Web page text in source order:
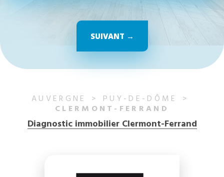
SUIVANT →
AUVERGNE PUY-DE-DÔME
CLERMONT-FERRAND
Diagnostic immobilier Clermont-Ferrand